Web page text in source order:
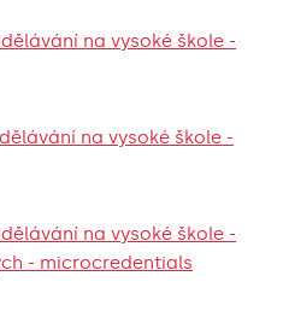
na vysoké škole -
na vysoké škole -
na vysoké škole -
- microcredentials